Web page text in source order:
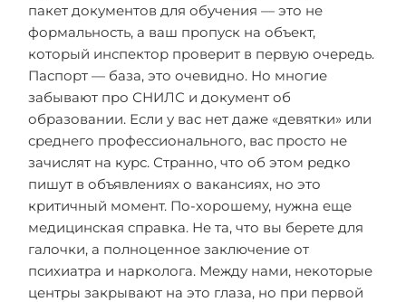
пакет документов для обучения — это не
формальность, а ваш пропуск на объект,
который инспектор проверит в первую очередь.
Паспорт — база, это очевидно. Но многие
забывают про СНИЛС и документ об
образовании. Если у вас нет даже «девятки» или
среднего профессионального, вас просто не
зачислят на курс. Странно, что об этом редко
пишут в объявлениях о вакансиях, но это
критичный момент. По-хорошему, нужна еще
медицинская справка. Не та, что вы берете для
галочки, а полноценное заключение от
психиатра и нарколога. Между нами, некоторые
центры закрывают на это глаза, но при первой